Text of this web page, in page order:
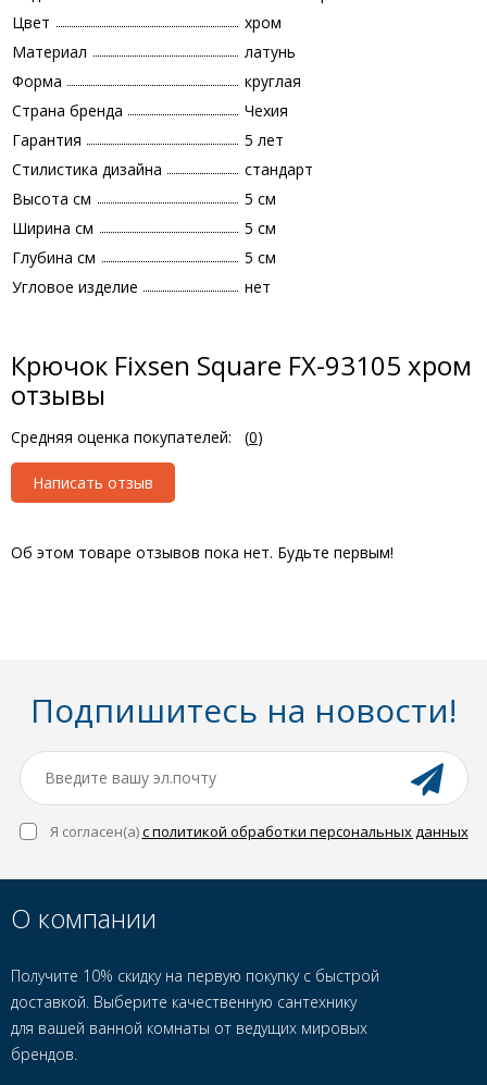
Цвет
хром
Материал
латунь
Форма
круглая
Страна бренда
Чехия
Гарантия
5 лет
Стилистика дизайна
стандарт
Высота см
5 см
Ширина см
5 см
Глубина см
5 см
Угловое изделие
нет
Крючок Fixsen Square FX-93105 хром
отзывы
Средняя оценка покупателей: (0)
Написать отзыв
Об этом товаре отзывов пока нет. Будьте первым!
Подпишитесь на новости!
Я согласен(a)с политикой обработки персональных данных
О компании
Получите 10% скидку на первую покупку с быстрой
доставкой. Выберите качественную сантехнику
для вашей ванной комнаты от ведущих мировых
брендов.